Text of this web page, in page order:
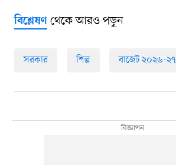
বিশ্লেষণথেকে আরও পড়ুন
সরকার শিল্প বাজেট ২০২৬-২৭